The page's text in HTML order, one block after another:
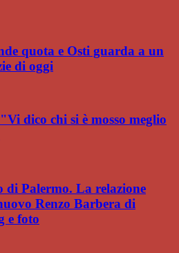
quota e Osti guarda a un
di oggi
dico chi si è mosso meglio
di Palermo. La relazione
Renzo Barbera di
e foto